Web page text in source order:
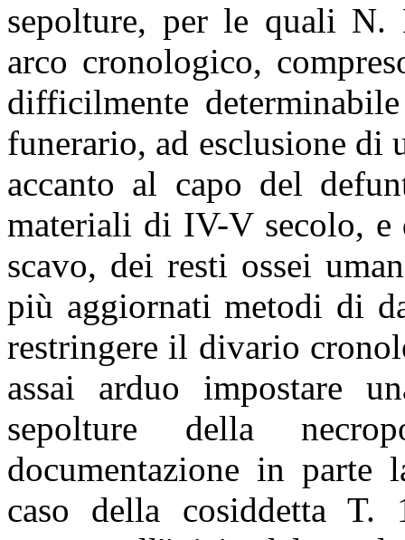
sepolture, per le quali N.
arco cronologico,
difficilmente
funerario, ad esclusione di
accanto al capo del
materiali di IV-V secolo, e
scavo, dei resti ossei
più aggiornati metodi di
restringere il divario
assai arduo impostare
sepolture della
documentazione in parte
caso della cosiddetta T.